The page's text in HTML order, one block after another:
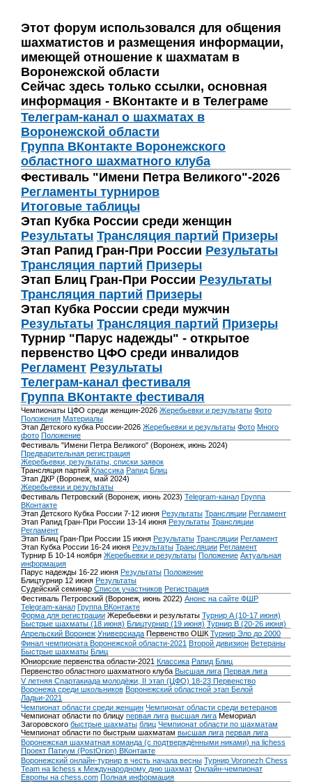
Этот форум использовался для общения
шахматистов и размещения информации,
имеющей отношение к шахматам в
Воронежской области
Сейчас здесь только ссылки, основная
информация - ВКонтакте и в Телеграме
Телеграм-канал о шахматах в
Воронежской области
Группа ВКонтакте Воронежского
областного шахматного клуба
Фестиваль "Имени Петра Великого"-2026
Регламенты турниров
Итоговые таблицы
Этап Кубка России среди женщин
Результаты Трансляция партий Призеры
Этап Рапид Гран-При России Результаты
Трансляция партий Призеры
Этап Блиц Гран-При России Результаты
Трансляция партий Призеры
Этап Кубка России среди мужчин
Результаты Трансляция партий Призеры
Турнир "Парус надежды" - открытое
первенство ЦФО среди инвалидов
Регламент Результаты
Телеграм-канал фестиваля
Группа ВКонтакте фестиваля
Чемпионаты ЦФО среди женщин-2026 Жеребьевки и результаты Фото
Положения Материалы
Этап Детского кубка России-2026 Жеребьевки и результаты Фото Много
фото Положение
Фестиваль "Имени Петра Великого" (Воронеж, июнь 2024)
Предварительная регистрация
Жеребьевки, результаты, списки заявок
Трансляция партий Классика Рапид Блиц
Этап ДКР (Воронеж, май 2024)
Жеребьевки и результаты
Фестиваль Петровский (Воронеж, июнь 2023) Telegram-канал Группа
ВКонтакте
Этап Детского Кубка России 7-12 июня Результаты Трансляции Регламент
Этап Рапид Гран-При России 13-14 июня Результаты Трансляции
Регламент
Этап Блиц Гран-При России 15 июня Результаты Трансляции Регламент
Этап Кубка России 16-24 июня Результаты Трансляции Регламент
Турнир Б 10-14 ноября Жеребьевки и результаты Положение Актуальная
информация
Парус надежды 16-22 июня Результаты Положение
Блицтурнир 12 июня Результаты
Судейский семинар Список участников Регистрация
Фестиваль Петровский (Воронеж, июнь 2022) Анонс на сайте ФШР
Telegram-канал Группа ВКонтакте
Форма для регистрации Жеребьевки и результаты Турнир A (10-17 июня)
Быстрые шахматы (18 июня) Блицтурнир (19 июня) Турнир B (20-26 июня)
Апрельский Воронеж Универсиада Первенство ОШК Турнир Эло до 2000
Финал чемпионата Воронежской области-2021 Второй дивизион Ветераны
Быстрые шахматы Блиц
Юниорские первенства области-2021 Классика Рапид Блиц
Первенство областного шахматного клуба Высшая лига Первая лига
V летняя Спартакиада молодёжи, II этап (ЦФО) 18-23 Первенство
Воронежа среди школьников Воронежский областной этап Белой
Ладьи-2021
Чемпионат области среди женщин Чемпионат области среди ветеранов
Чемпионат области по блицу первая лига высшая лига Мемориал
Загоровского быстрые шахматы блиц Чемпионат области по шахматам
Чемпионат области по быстрым шахматам высшая лига первая лига
Воронежская шахматная команда (с подтверждёнными никами) на lichess
Проект Патиум (PostOrion) ВКонтакте
Воронежский онлайн-турнир в честь начала весны Турнир Voronezh Chess
Team на lichess к Международному дню шахмат Онлайн-чемпионат
Европы на chess.com Полная информация